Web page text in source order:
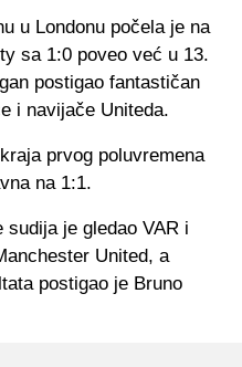
u Londonu počela je na
sa 1:0 poveo već u 13.
postigao fantastičan
i navijače Uniteda.
prvog poluvremena
na 1:1.
je gledao VAR i
United, a
postigao je Bruno